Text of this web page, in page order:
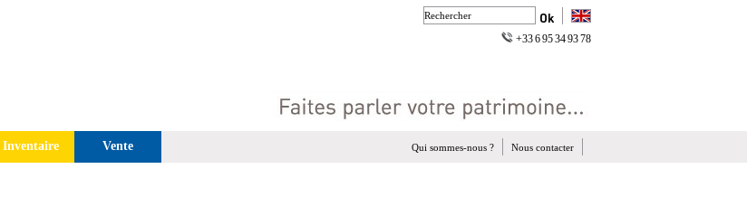
+33 6 95 34 93 78
Inventaire Vente Nous contacter
Qui sommes-nous ?